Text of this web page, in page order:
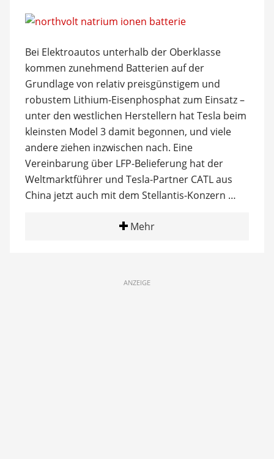
Bei Elektroautos unterhalb der Oberklasse
kommen zunehmend Batterien auf der
Grundlage von relativ preisgünstigem und
robustem Lithium-Eisenphosphat zum Einsatz –
unter den westlichen Herstellern hat Tesla beim
kleinsten Model 3 damit begonnen, und viele
andere ziehen inzwischen nach. Eine
Vereinbarung über LFP-Belieferung hat der
Weltmarktführer und Tesla-Partner CATL aus
China jetzt auch mit dem Stellantis-Konzern …
Mehr
ANZEIGE